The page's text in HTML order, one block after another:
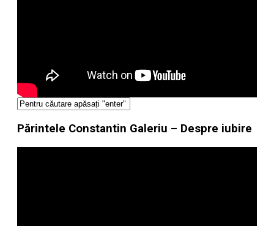
Părintele Constantin Galeriu – Despre iubire